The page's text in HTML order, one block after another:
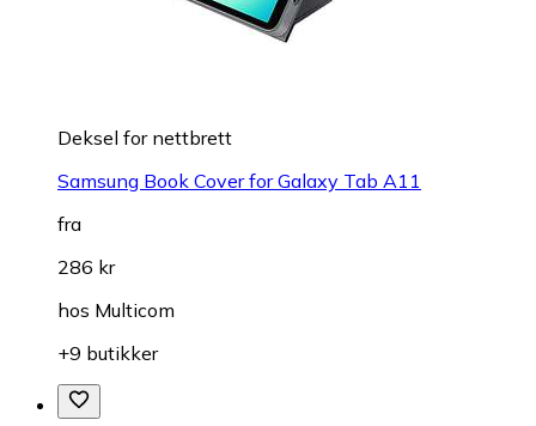
Deksel for nettbrett
Samsung Book Cover for Galaxy Tab A11
fra
286 kr
hos Multicom
+9 butikker